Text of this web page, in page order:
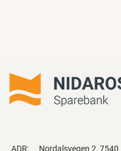
ADR:
Nordalsvegen 2,